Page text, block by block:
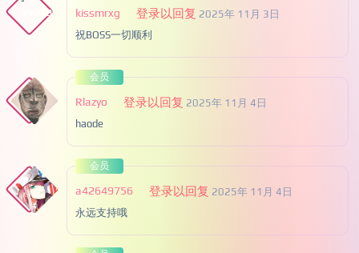
登录以回复
kissmrxg
2025年 11月 3日
祝BOSS一切顺利
会员
登录以回复
Rlazyo
2025年 11月 4日
haode
会员
登录以回复
a42649756
2025年 11月 4日
永远支持哦